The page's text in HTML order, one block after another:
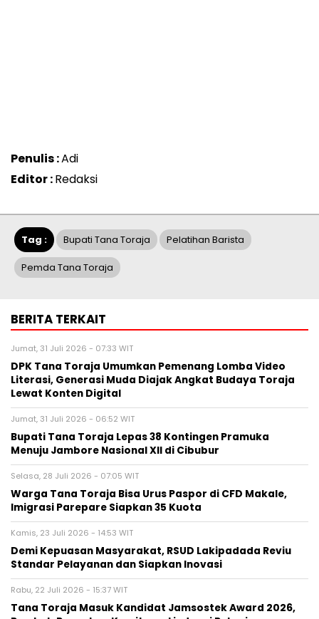
Penulis :Adi
Editor :Redaksi
Tag : Bupati Tana Toraja Pelatihan Barista
Pemda Tana Toraja
BERITA TERKAIT
Jumat, 31 Juli 2026 - 07:33 WIT
DPK Tana Toraja Umumkan Pemenang Lomba Video
Literasi, Generasi Muda Diajak Angkat Budaya Toraja
Lewat Konten Digital
Jumat, 31 Juli 2026 - 06:52 WIT
Bupati Tana Toraja Lepas 38 Kontingen Pramuka
Menuju Jambore Nasional XII di Cibubur
Selasa, 28 Juli 2026 - 07:05 WIT
Warga Tana Toraja Bisa Urus Paspor di CFD Makale,
Imigrasi Parepare Siapkan 35 Kuota
Kamis, 23 Juli 2026 - 14:53 WIT
Demi Kepuasan Masyarakat, RSUD Lakipadada Reviu
Standar Pelayanan dan Siapkan Inovasi
Rabu, 22 Juli 2026 - 15:37 WIT
Tana Toraja Masuk Kandidat Jamsostek Award 2026,